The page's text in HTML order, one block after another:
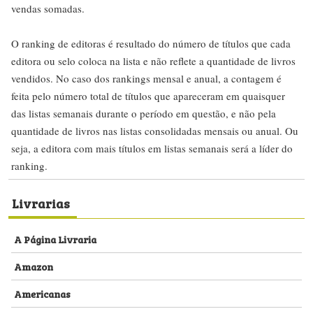
vendas somadas.
O ranking de editoras é resultado do número de títulos que cada
editora ou selo coloca na lista e não reflete a quantidade de livros
vendidos. No caso dos rankings mensal e anual, a contagem é
feita pelo número total de títulos que apareceram em quaisquer
das listas semanais durante o período em questão, e não pela
quantidade de livros nas listas consolidadas mensais ou anual. Ou
seja, a editora com mais títulos em listas semanais será a líder do
ranking.
Livrarias
A Página Livraria
Amazon
Americanas